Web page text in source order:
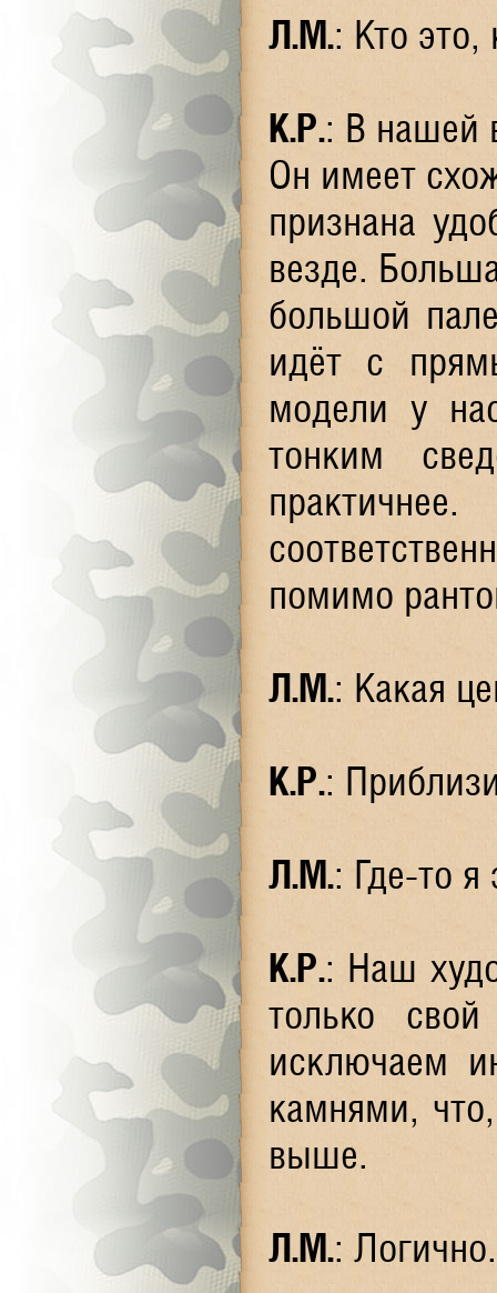
Л.М.: Кто это,
К.Р.: В нашей
Он имеет
признана
везде.
большой
идёт с
модели у
тонким
помимо
Л.М.: Какая
К.Р.:
Л.М.: Где-то
К.Р.: Наш
только
исключаем
камнями,
выше.
Л.М.: